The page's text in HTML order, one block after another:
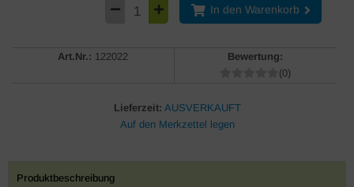
In den Warenkorb
Art.Nr.: 122022
Bewertung:
(0)
Lieferzeit: AUSVERKAUFT
Produktbeschreibung